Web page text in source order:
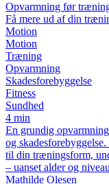
Opvarmning før
Få mere ud af din
Motion
Motion
Træning
Opvarmning
Skadesforebyggelse
Fitness
Sundhed
4 min
En grundig
og
til din træningsform,
– uanset alder og
Mathilde Olesen